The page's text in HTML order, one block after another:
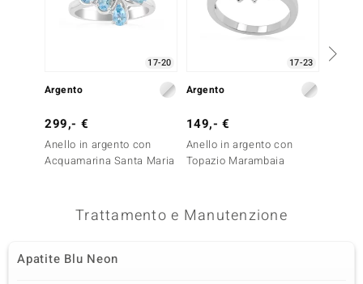
17-20
Argento
299,- €
Anello in argento con
Acquamarina Santa Maria
17-23
Argento
149,- €
Anello in argento con
Topazio Marambaia
Trattamento e Manutenzione
Apatite Blu Neon